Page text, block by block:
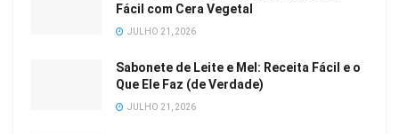
Fácil com Cera Vegetal
JULHO 21, 2026
Sabonete de Leite e Mel: Receita Fácil e o
Que Ele Faz (de Verdade)
JULHO 21, 2026